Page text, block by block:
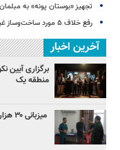
تجهیز «بوستان پونه» به
رفع خلاف ۵ مورد ساخت‌وساز غیرمجاز در حریم ناحیه ۴ منطقه ۱۹
آخرین اخبار
برگزاری آیین
منطقه یک
میزبانی ۳۰ هزار زائر در موکب «محبان‌الرضا» منطقه یک، مرز شلمچه